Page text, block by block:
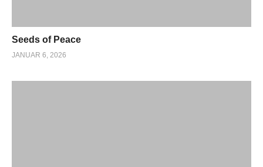
Seeds of Peace
JANUAR 6, 2026